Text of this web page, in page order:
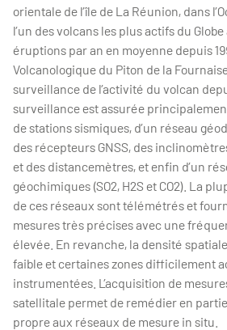
orientale de l’île de La Réunion, dans
l’un des volcans les plus actifs du
éruptions par an en moyenne depuis
Volcanologique du Piton de la
surveillance de l’activité du volcan
surveillance est assurée principalement
de stations sismiques, d’un réseau
des récepteurs GNSS, des
et des distancemètres, et enfin d’un
géochimiques (SO2, H2S et CO2). La
de ces réseaux sont télémétrés et
mesures très précises avec une
élevée. En revanche, la densité
faible et certaines zones difficilement
instrumentées. L’acquisition de
satellitale permet de remédier en
propre aux réseaux de mesure in situ.